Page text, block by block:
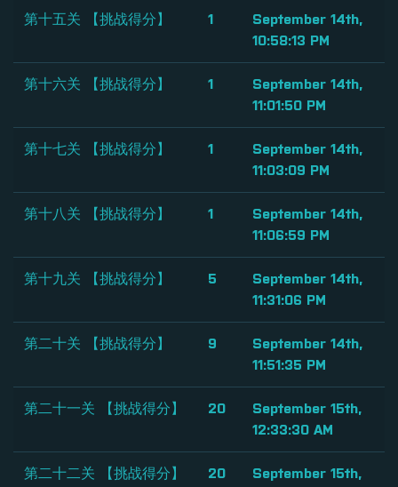
第十五关 【挑战得分】 1
September 14th,
10:58:13 PM
第十六关 【挑战得分】 1
September 14th,
11:01:50 PM
第十七关 【挑战得分】 1
September 14th,
11:03:09 PM
第十八关 【挑战得分】 1
September 14th,
11:06:59 PM
第十九关 【挑战得分】 5
September 14th,
11:31:06 PM
第二十关 【挑战得分】 9
September 14th,
11:51:35 PM
第二十一关 【挑战得分】 20
September 15th,
12:33:30 AM
第二十二关 【挑战得分】 20
September 15th,